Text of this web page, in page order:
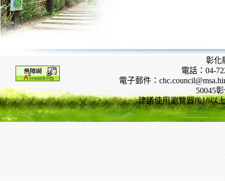
彰化
電話：04-
電子郵件：
50045
建議使用瀏覽器IE10以